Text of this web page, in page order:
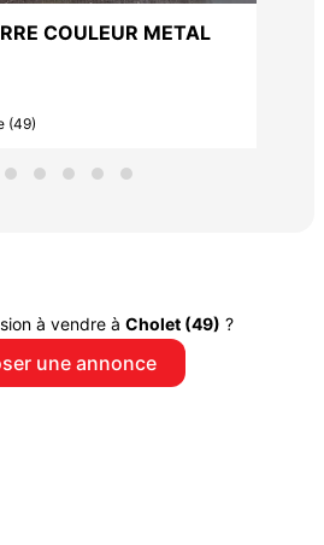
COULEUR METAL
(49)
à vendre à Cholet (49) ?
une annonce